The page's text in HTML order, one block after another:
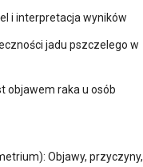
i interpretacja wyników
jadu pszczelego w
objawem raka u osób
Objawy, przyczyny,